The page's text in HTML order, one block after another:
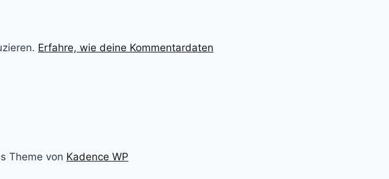
Erfahre, wie deine Kommentardaten
Theme von Kadence WP